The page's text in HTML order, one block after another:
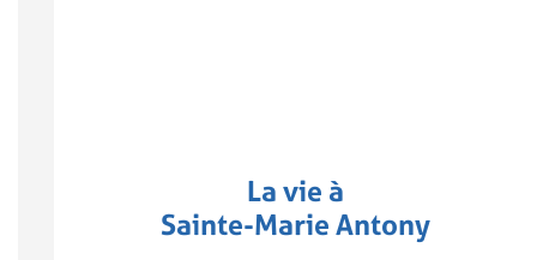
La vie à
Sainte-Marie Antony